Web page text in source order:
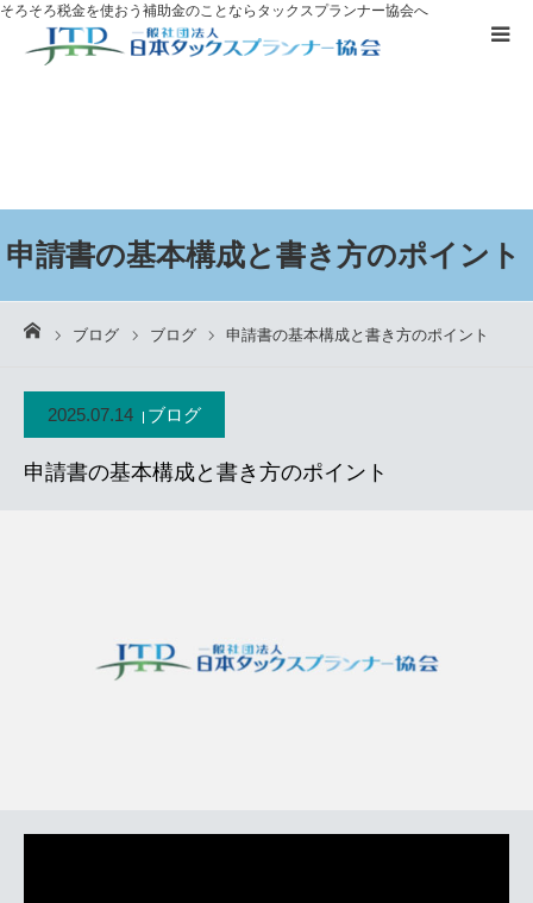
そろそろ税金を使おう 補助金のことならタックスプランナー協会へ
申請書の基本構成と書き方のポイント
ブログ ブログ 申請書の基本構成と書き方のポイント
2025.07.14 ブログ
申請書の基本構成と書き方のポイント
ブログ
お客様の声
タックスプランナーについて知る